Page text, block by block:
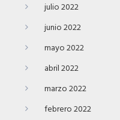
julio 2022
junio 2022
mayo 2022
abril 2022
marzo 2022
febrero 2022